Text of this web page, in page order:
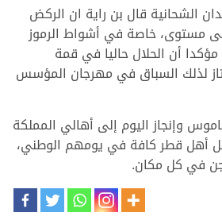
الشحانية قال بن راية ان الركض
مستوى، خاصة في أشواط الرموز
أن الحلال حاليا في قمة
لذلك السباق في مهرجان المؤسس
وإنجاز اليوم إلى أهالي المملكة
أهل قطر كافة في يومهم الوطني،
في كل مكان.